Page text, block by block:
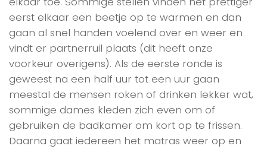
eerst elkaar een beetje op te warmen en dan
gaan al snel handen voelend over en weer en
vindt er partnerruil plaats (dit heeft onze
voorkeur overigens). Als de eerste ronde is
geweest na een half uur tot een uur gaan
meestal de mensen roken of drinken lekker wat,
sommige dames kleden zich even om of
gebruiken de badkamer om kort op te frissen.
Daarna gaat iedereen het matras weer op en